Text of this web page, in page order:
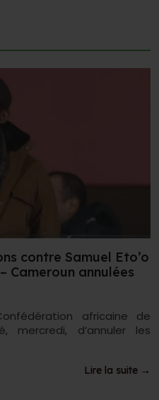
contre Samuel Eto’o
Cameroun annulées
africaine de
mercredi, d’annuler les
Lire la suite →